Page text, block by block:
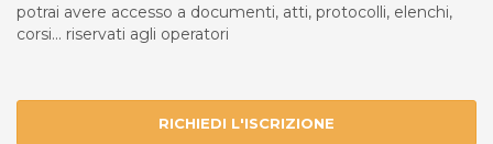
potrai avere accesso a documenti, atti, protocolli, elenchi,
corsi... riservati agli operatori
RICHIEDI L'ISCRIZIONE